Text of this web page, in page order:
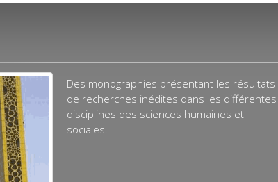
Des monographies présentant les résultats
de recherches inédites dans les différentes
disciplines des sciences humaines et
sociales.